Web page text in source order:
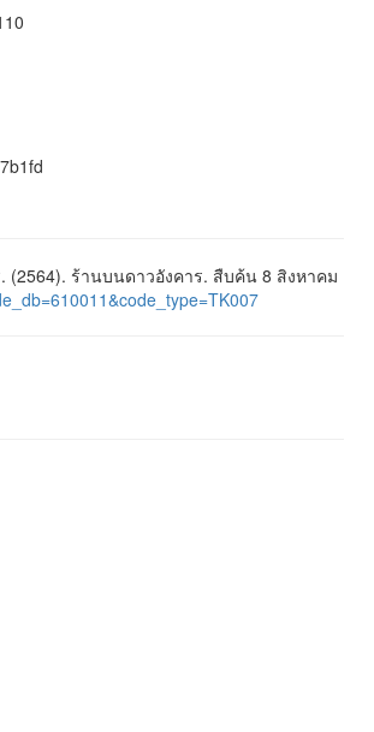
(2564). ร้านบนดาวอังคาร. สืบค้น 8 สิงหาคม